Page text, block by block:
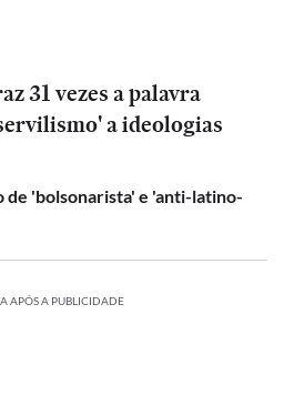
31 vezes a palavra
a ideologias
de 'bolsonarista' e 'anti-latino-
APÓS A PUBLICIDADE